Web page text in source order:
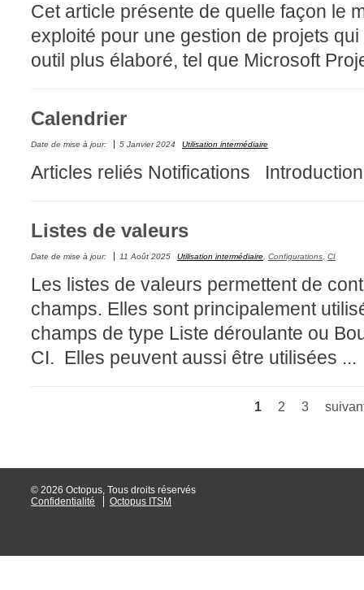
Relations
requêtes
Résolution
suivi principal
Tâches
TLS Sécurité
utilisateur
utilisateurs
Utilisation
Cet article présente de quelle façon le
exploité pour une gestion de projets
outil plus élaboré, tel que Microsoft
Calendrier
Date de mise à jour: 5 Janvier 2024 Utilisation intermédiaire
Articles reliés Notifications Introduction
Listes de valeurs
Date de mise à jour: 11 Août 2025 Utilisation intermédiaire Configurations CI
Les listes de valeurs permettent de
champs. Elles sont principalement
champs de type Liste déroulante ou
CI. Elles peuvent aussi être utilisées ...
1 2 3
© 2026 Octopus, Tous droits réservés
Confidentialité
Octopus ITSM